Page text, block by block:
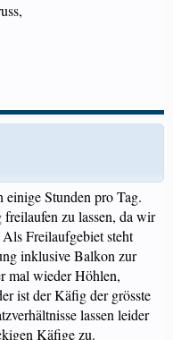
Stunden pro Tag.
zu lassen, da wir
Freilaufgebiet steht
inklusive Balkon zur
mal wieder Höhlen,
ist der Käfig der grösste
lassen leider
Käfige zu.